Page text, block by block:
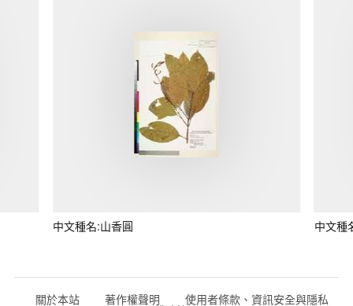
中文種名:山香圓 中文種
關於本站 著作權聲明 使用者條款、資訊安全與隱私